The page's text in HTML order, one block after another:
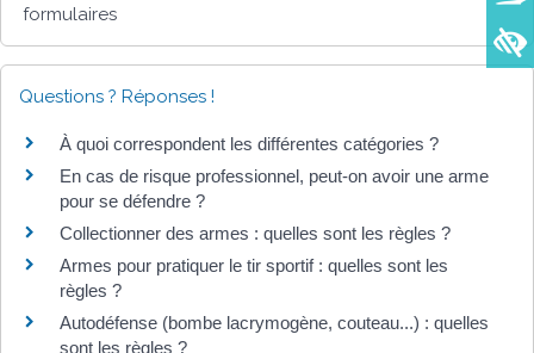
formulaires
Questions ? Réponses !
À quoi correspondent les différentes catégories ?
En cas de risque professionnel, peut-on avoir une arme
pour se défendre ?
Collectionner des armes : quelles sont les règles ?
Armes pour pratiquer le tir sportif : quelles sont les
règles ?
Autodéfense (bombe lacrymogène, couteau...) : quelles
sont les règles ?